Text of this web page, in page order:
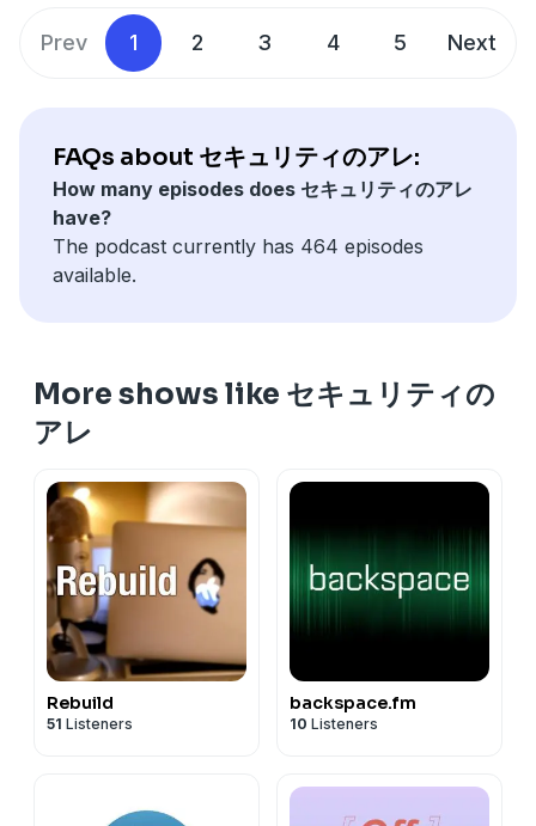
のない情報も多い中で。いやなe-Discovery。欲しいもの
だけ買える。ええとこ取りちゃうの。一定のニーズはあり
Prev 1 2 3 4 5 Next
FAQs about セキュリティのアレ:
How many episodes does セキュリティのアレ
have?
The podcast currently has 464 episodes
available.
More shows like セキュリティの
アレ
Rebuild
51 Listeners
backspace.fm
10 Listeners